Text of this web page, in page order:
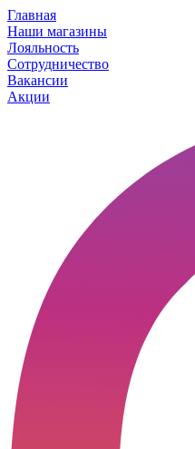
Главная
Наши магазины
Лояльность
Сотрудничество
Вакансии
Акции